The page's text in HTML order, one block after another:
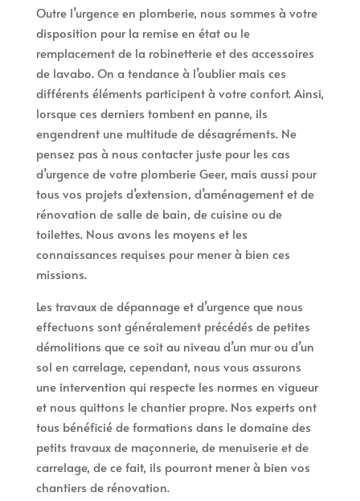
Outre l’urgence en plomberie, nous sommes à votre
disposition pour la remise en état ou le
remplacement de la robinetterie et des accessoires
de lavabo. On a tendance à l’oublier mais ces
différents éléments participent à votre confort. Ainsi,
lorsque ces derniers tombent en panne, ils
engendrent une multitude de désagréments. Ne
pensez pas à nous contacter juste pour les cas
d’urgence de votre plomberie Geer, mais aussi pour
tous vos projets d’extension, d’aménagement et de
rénovation de salle de bain, de cuisine ou de
toilettes. Nous avons les moyens et les
connaissances requises pour mener à bien ces
missions.
Les travaux de dépannage et d’urgence que nous
effectuons sont généralement précédés de petites
démolitions que ce soit au niveau d’un mur ou d’un
sol en carrelage, cependant, nous vous assurons
une intervention qui respecte les normes en vigueur
et nous quittons le chantier propre. Nos experts ont
tous bénéficié de formations dans le domaine des
petits travaux de maçonnerie, de menuiserie et de
carrelage, de ce fait, ils pourront mener à bien vos
chantiers de rénovation.